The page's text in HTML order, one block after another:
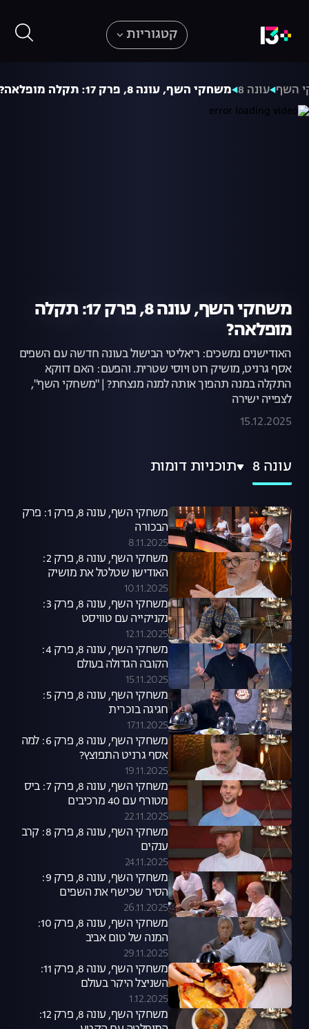
קטגוריות
השף עונה 8 משחקי השף, עונה 8, פרק 17: תקלה מופלאה?
משחקי השף, עונה 8, פרק 17: תקלה
מופלאה?
האודישנים נמשכים: ריאליטי הבישול בעונה חדשה עם השפים
אסף גרניט, מושיק רוט ויוסי שטרית. והפעם: האם דווקא
התקלה במנה תהפוך אותה למנה מנצחת? | "משחקי השף",
לצפייה ישירה
15.12.2025
עונה 8 תוכניות דומות
משחקי השף, עונה 8, פרק 1: פרק
הבכורה
8.11.2025
משחקי השף, עונה 8, פרק 2:
האודישן שטלטל את מושיק
10.11.2025
משחקי השף, עונה 8, פרק 3:
נקניקייה עם טוויסט
12.11.2025
משחקי השף, עונה 8, פרק 4:
הקובה הגדולה בעולם
15.11.2025
משחקי השף, עונה 8, פרק 5:
חגיגה בוכרית
17.11.2025
משחקי השף, עונה 8, פרק 6: למה
אסף גרניט התפוצץ?
19.11.2025
משחקי השף, עונה 8, פרק 7: ביס
מטורף עם 40 מרכיבים
22.11.2025
משחקי השף, עונה 8, פרק 8: קרב
ענקים
24.11.2025
משחקי השף, עונה 8, פרק 9:
הסיר שכישף את השפים
26.11.2025
משחקי השף, עונה 8, פרק 10:
המנה של טום אביב
29.11.2025
משחקי השף, עונה 8, פרק 11:
השניצל היקר בעולם
1.12.2025
משחקי השף, עונה 8, פרק 12: